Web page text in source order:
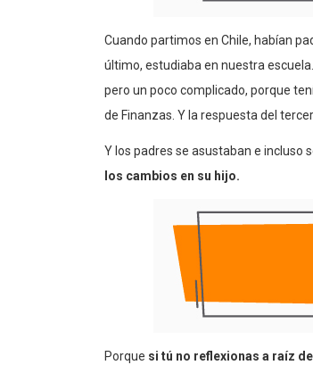
Cuando partimos en Chile, habían
último, estudiaba en nuestra
pero un poco complicado, porque
de Finanzas. Y la respuesta del
Y los padres se asustaban e incluso
los cambios en su hijo.
Porque si tú no reflexionas a raíz